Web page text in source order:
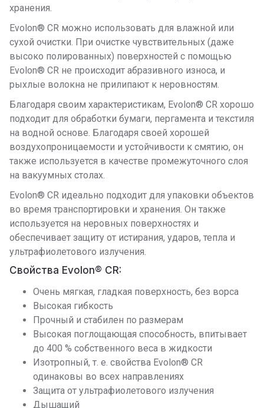
хранения.
Evolon® CR можно использовать для влажной или
сухой очистки. При очистке чувствительных (даже
высоко полированных) поверхностей с помощью
Evolon® CR не происходит абразивного износа, и
рыхлые волокна не прилипают к неровностям.
Благодаря своим характеристикам, Evolon® CR хорошо
подходит для обработки бумаги, пергамента и текстиля
на водной основе. Благодаря своей хорошей
воздухопроницаемости и устойчивости к смятию, он
также используется в качестве промежуточного слоя
на вакуумных столах.
Evolon® CR идеально подходит для упаковки объектов
во время транспортировки и хранения. Он также
используется на неровных поверхностях и
обеспечивает защиту от истирания, ударов, тепла и
ультрафиолетового излучения.
Свойства Evolon® CR:
Очень мягкая, гладкая поверхность, без ворса
Высокая гибкость
Прочный и стабилен по размерам
Высокая поглощающая способность, впитывает
до 400 % собственного веса в жидкости
Изотропный, т. е. свойства Evolon® CR
одинаковы во всех направлениях
Защита от ультрафиолетового излучения
Дышащий